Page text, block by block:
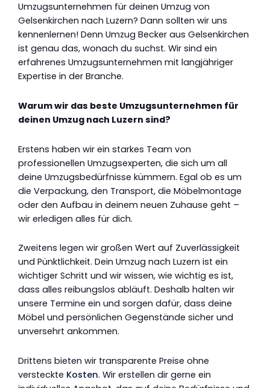
Umzugsunternehmen für deinen Umzug von
Gelsenkirchen nach Luzern? Dann sollten wir uns
kennenlernen! Denn Umzug Becker aus Gelsenkirchen
ist genau das, wonach du suchst. Wir sind ein
erfahrenes Umzugsunternehmen mit langjähriger
Expertise in der Branche.
Warum wir das beste Umzugsunternehmen für
deinen Umzug nach Luzern sind?
Erstens haben wir ein starkes Team von
professionellen Umzugsexperten, die sich um all
deine Umzugsbedürfnisse kümmern. Egal ob es um
die Verpackung, den Transport, die Möbelmontage
oder den Aufbau in deinem neuen Zuhause geht –
wir erledigen alles für dich.
Zweitens legen wir großen Wert auf Zuverlässigkeit
und Pünktlichkeit. Dein Umzug nach Luzern ist ein
wichtiger Schritt und wir wissen, wie wichtig es ist,
dass alles reibungslos abläuft. Deshalb halten wir
unsere Termine ein und sorgen dafür, dass deine
Möbel und persönlichen Gegenstände sicher und
unversehrt ankommen.
Drittens bieten wir transparente Preise ohne
versteckte Kosten. Wir erstellen dir gerne ein